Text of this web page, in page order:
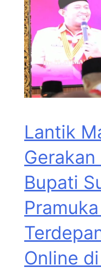
Lantik
Gerakan
Bupati
Online